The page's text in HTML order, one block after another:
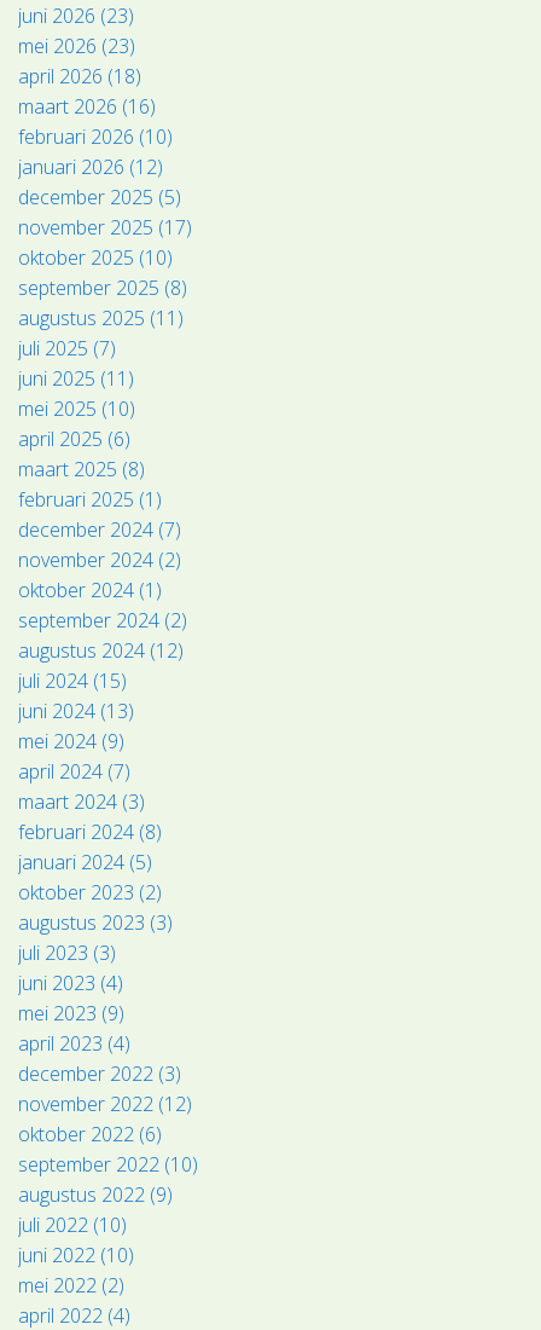
juni 2026 (23)
mei 2026 (23)
april 2026 (18)
maart 2026 (16)
februari 2026 (10)
januari 2026 (12)
december 2025 (5)
november 2025 (17)
oktober 2025 (10)
september 2025 (8)
augustus 2025 (11)
juli 2025 (7)
juni 2025 (11)
mei 2025 (10)
april 2025 (6)
maart 2025 (8)
februari 2025 (1)
december 2024 (7)
november 2024 (2)
oktober 2024 (1)
september 2024 (2)
augustus 2024 (12)
juli 2024 (15)
juni 2024 (13)
mei 2024 (9)
april 2024 (7)
maart 2024 (3)
februari 2024 (8)
januari 2024 (5)
oktober 2023 (2)
augustus 2023 (3)
juli 2023 (3)
juni 2023 (4)
mei 2023 (9)
april 2023 (4)
december 2022 (3)
november 2022 (12)
oktober 2022 (6)
september 2022 (10)
augustus 2022 (9)
juli 2022 (10)
juni 2022 (10)
mei 2022 (2)
april 2022 (4)